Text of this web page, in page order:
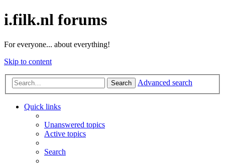
i.filk.nl forums
For everyone... about everything!
Skip to content
Search Advanced search
Quick links
Unanswered topics
Active topics
Search